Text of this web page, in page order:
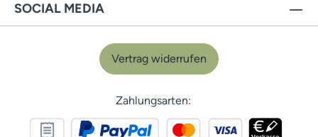
SOCIAL MEDIA
Vertrag widerrufen
Zahlungsarten: